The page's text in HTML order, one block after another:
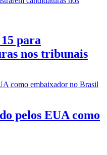
para
nos tribunais
pelos EUA como